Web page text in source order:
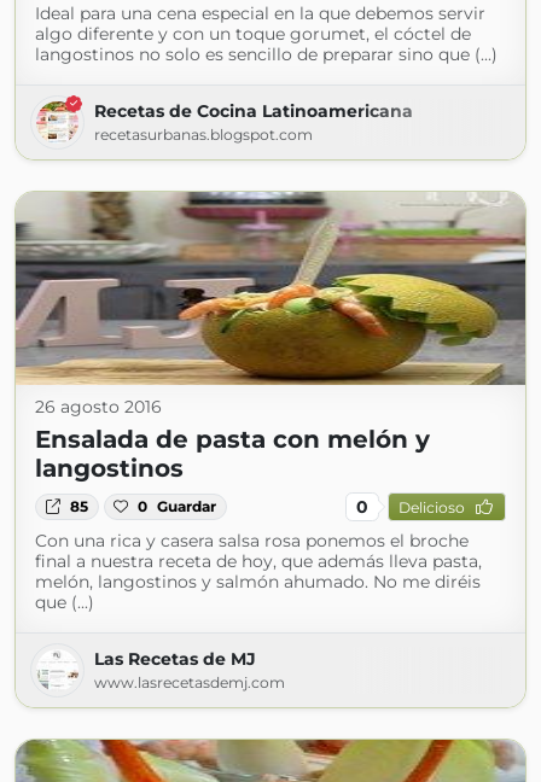
Ideal para una cena especial en la que debemos servir
algo diferente y con un toque gorumet, el cóctel de
langostinos no solo es sencillo de preparar sino que (...)
Recetas de Cocina Latinoamericana
recetasurbanas.blogspot.com
26 agosto 2016
Ensalada de pasta con melón y
langostinos
85 0 Guardar 0 Delicioso
Con una rica y casera salsa rosa ponemos el broche
final a nuestra receta de hoy, que además lleva pasta,
melón, langostinos y salmón ahumado. No me diréis
que (...)
Las Recetas de MJ
www.lasrecetasdemj.com